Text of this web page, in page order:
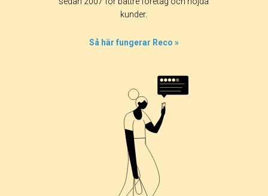
kunder.
Så här fungerar Reco »